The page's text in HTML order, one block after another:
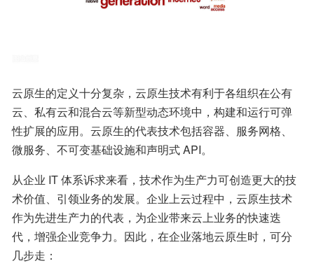
云原生的定义十分复杂，云原生技术有利于各组织在公有
云、私有云和混合云等新型动态环境中，构建和运行可弹
性扩展的应用。云原生的代表技术包括容器、服务网格、
微服务、不可变基础设施和声明式 API。
从企业 IT 体系诉求来看，技术作为生产力可创造更大的技
术价值、引领业务的发展。企业上云过程中，云原生技术
作为先进生产力的代表，为企业带来云上业务的快速迭
代，增强企业竞争力。因此，在企业落地云原生时，可分
几步走：